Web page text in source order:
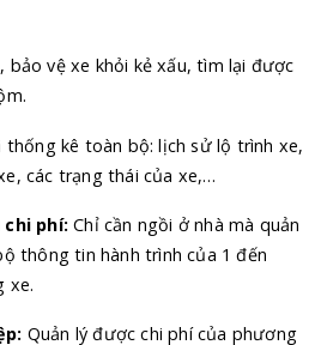
bảo vệ xe khỏi kẻ xấu, tìm lại được
thống kê toàn bộ: lịch sử lộ trình xe,
các trạng thái của xe,…
phí: Chỉ cần ngồi ở nhà mà quản
thông tin hành trình của 1 đến
xe.
Quản lý được chi phí của phương